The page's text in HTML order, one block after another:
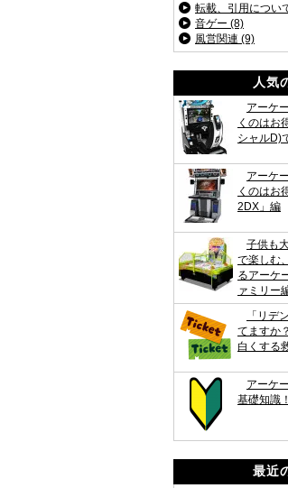
転載、引用につい
音ゲー (8)
風営関連 (9)
人気
アーケ
くのはお
シャルD)
アーケ
くのはお
2DX」編
子供も
で楽しむ
るアーケ
ァミリー
「リデ
てますか
白くする
アーケ
基礎知識
最近